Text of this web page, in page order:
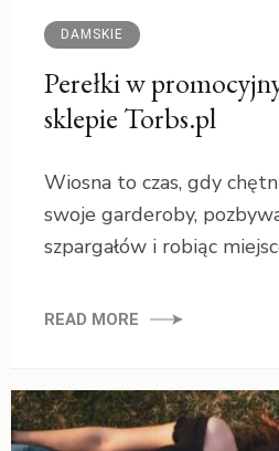
DAMSKIE
Perełki w
sklepie Torbs.pl
Wiosna to czas, gdy
swoje garderoby,
szpargałów i robiąc
READ MORE